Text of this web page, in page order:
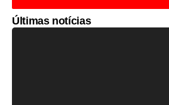
Últimas notícias